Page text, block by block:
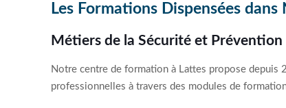
Les Formations Dispensées
Métiers de la Sécurité et Prévention
Notre centre de formation à Lattes propose
professionnelles à travers des modules de